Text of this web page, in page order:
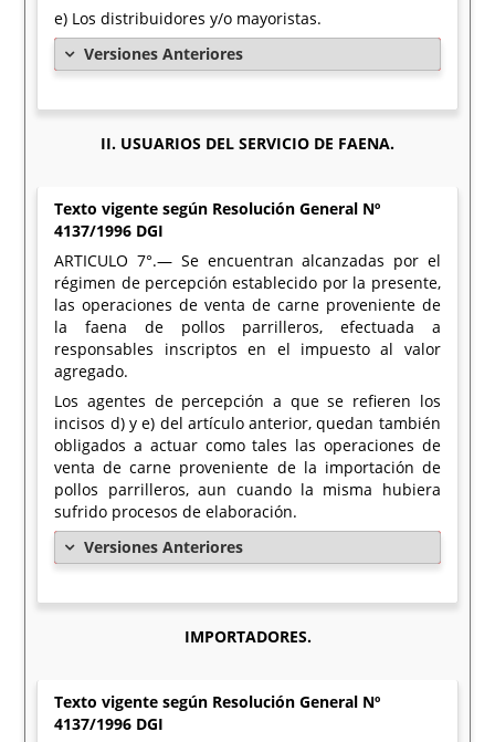
e) Los distribuidores y/o mayoristas.
Versiones Anteriores
II. USUARIOS DEL SERVICIO DE FAENA.
Texto vigente según Resolución General Nº
4137/1996 DGI
ARTICULO 7°.— Se encuentran alcanzadas por el
régimen de percepción establecido por la presente,
las operaciones de venta de carne proveniente de
la faena de pollos parrilleros, efectuada a
responsables inscriptos en el impuesto al valor
agregado.
Los agentes de percepción a que se refieren los
incisos d) y e) del artículo anterior, quedan también
obligados a actuar como tales las operaciones de
venta de carne proveniente de la importación de
pollos parrilleros, aun cuando la misma hubiera
sufrido procesos de elaboración.
Versiones Anteriores
IMPORTADORES.
Texto vigente según Resolución General Nº
4137/1996 DGI